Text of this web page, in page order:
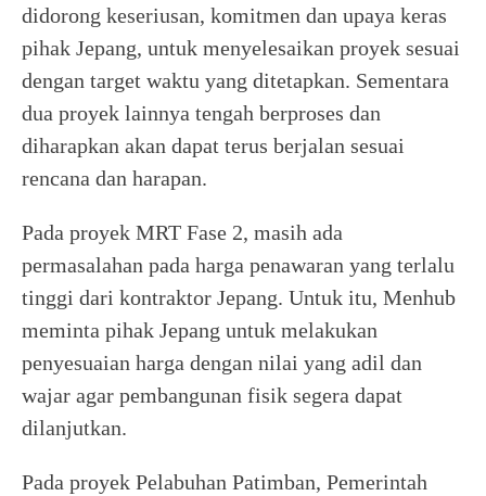
didorong keseriusan, komitmen dan upaya keras
pihak Jepang, untuk menyelesaikan proyek sesuai
dengan target waktu yang ditetapkan. Sementara
dua proyek lainnya tengah berproses dan
diharapkan akan dapat terus berjalan sesuai
rencana dan harapan.
Pada proyek MRT Fase 2, masih ada
permasalahan pada harga penawaran yang terlalu
tinggi dari kontraktor Jepang. Untuk itu, Menhub
meminta pihak Jepang untuk melakukan
penyesuaian harga dengan nilai yang adil dan
wajar agar pembangunan fisik segera dapat
dilanjutkan.
Pada proyek Pelabuhan Patimban, Pemerintah